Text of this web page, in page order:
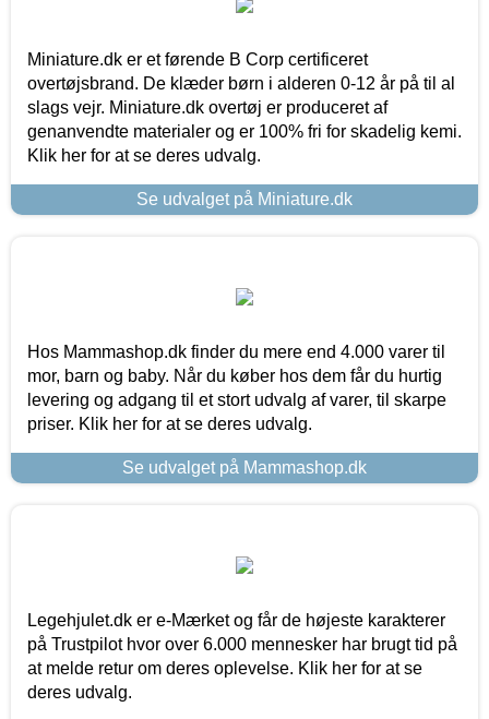
Miniature.dk er et førende B Corp certificeret
overtøjsbrand. De klæder børn i alderen 0-12 år på til al
slags vejr. Miniature.dk overtøj er produceret af
genanvendte materialer og er 100% fri for skadelig kemi.
Klik her for at se deres udvalg.
Se udvalget på Miniature.dk
Hos Mammashop.dk finder du mere end 4.000 varer til
mor, barn og baby. Når du køber hos dem får du hurtig
levering og adgang til et stort udvalg af varer, til skarpe
priser. Klik her for at se deres udvalg.
Se udvalget på Mammashop.dk
Legehjulet.dk er e-Mærket og får de højeste karakterer
på Trustpilot hvor over 6.000 mennesker har brugt tid på
at melde retur om deres oplevelse. Klik her for at se
deres udvalg.